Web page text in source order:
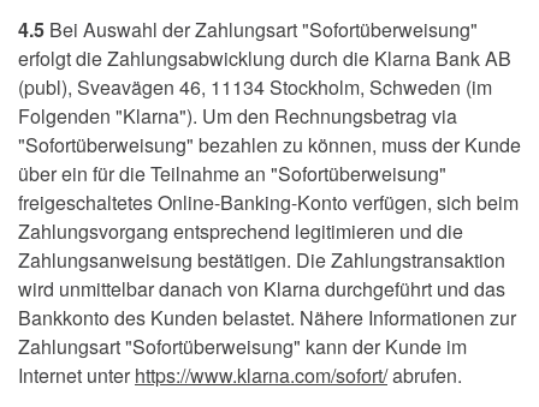
4.5 Bei Auswahl der Zahlungsart "Sofortüberweisung"
erfolgt die Zahlungsabwicklung durch die Klarna Bank AB
(publ), Sveavägen 46, 11134 Stockholm, Schweden (im
Folgenden "Klarna"). Um den Rechnungsbetrag via
"Sofortüberweisung" bezahlen zu können, muss der Kunde
über ein für die Teilnahme an "Sofortüberweisung"
freigeschaltetes Online-Banking-Konto verfügen, sich beim
Zahlungsvorgang entsprechend legitimieren und die
Zahlungsanweisung bestätigen. Die Zahlungstransaktion
wird unmittelbar danach von Klarna durchgeführt und das
Bankkonto des Kunden belastet. Nähere Informationen zur
Zahlungsart "Sofortüberweisung" kann der Kunde im
Internet unter https://www.klarna.com/sofort/abrufen.